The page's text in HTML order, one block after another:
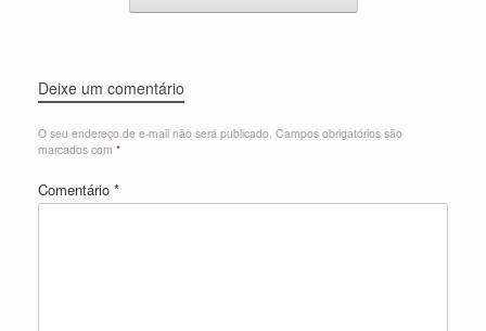
Deixe um comentário
O seu endereço de e-mail não será publicado. Campos obrigatórios são
marcados com *
Comentário *